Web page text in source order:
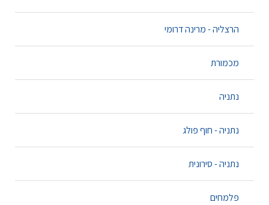
הרצליה - מרינה דרומי
מכמורת
נתניה
נתניה - חוף פולג
נתניה - סירונית
פלמחים